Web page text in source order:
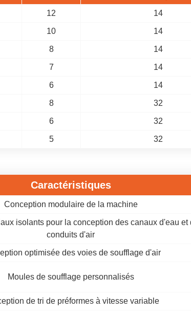
12 14
10 14
8 14
7 14
6 14
8 32
6 32
5 32
Caractéristiques
Conception modulaire de la machine
isolants pour la conception des canaux d'eau et
conduits d'air
optimisée des voies de soufflage d'air
Moules de soufflage personnalisés
de tri de préformes à vitesse variable